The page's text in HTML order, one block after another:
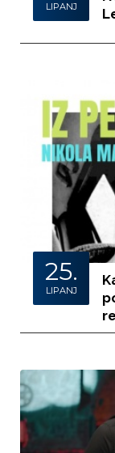
LIPANJ
25.
LIPANJ